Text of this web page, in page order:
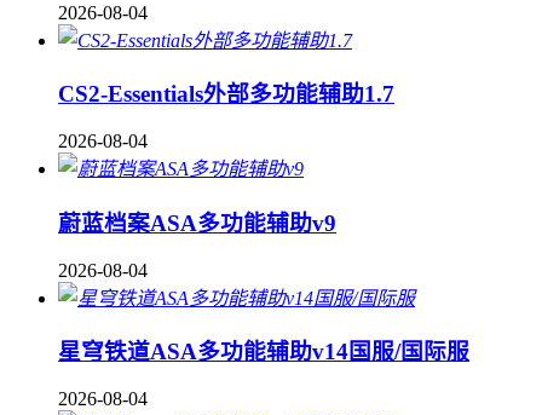
2026-08-04
CS2-Essentials外部多功能辅助1.7
2026-08-04
蔚蓝档案ASA多功能辅助v9
2026-08-04
星穹铁道ASA多功能辅助v14国服/国际服
2026-08-04